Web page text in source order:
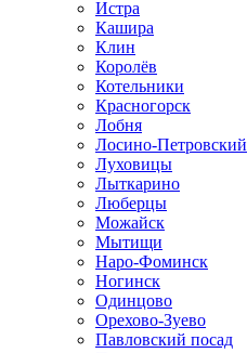
Истра
Кашира
Клин
Королёв
Котельники
Красногорск
Лобня
Лосино-Петровский
Луховицы
Лыткарино
Люберцы
Можайск
Мытищи
Наро-Фоминск
Ногинск
Одинцово
Орехово-Зуево
Павловский посад